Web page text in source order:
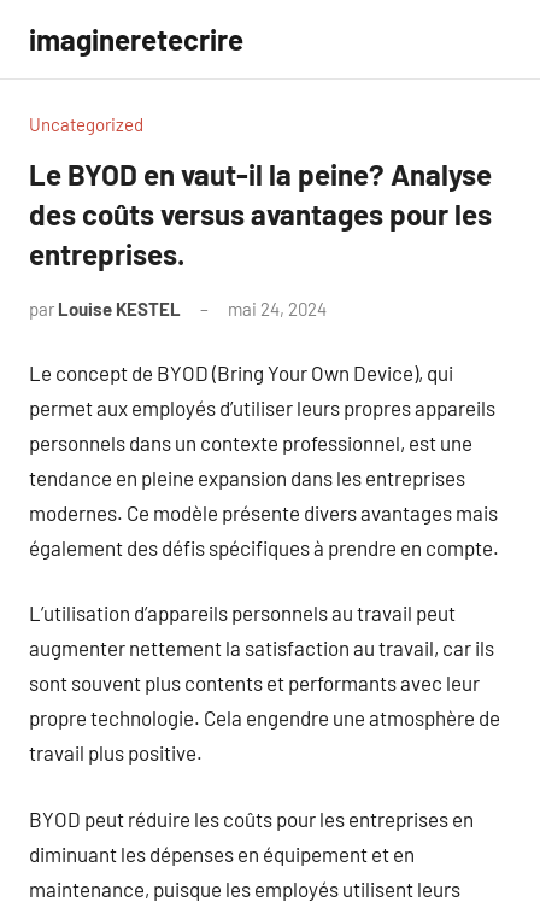
contenu
imagineretecrire
Uncategorized
Le BYOD en vaut-il la peine? Analyse
des coûts versus avantages pour les
entreprises.
par Louise KESTEL mai 24, 2024
Le concept de BYOD (Bring Your Own Device), qui
permet aux employés d’utiliser leurs propres appareils
personnels dans un contexte professionnel, est une
tendance en pleine expansion dans les entreprises
modernes. Ce modèle présente divers avantages mais
également des défis spécifiques à prendre en compte.
L’utilisation d’appareils personnels au travail peut
augmenter nettement la satisfaction au travail, car ils
sont souvent plus contents et performants avec leur
propre technologie. Cela engendre une atmosphère de
travail plus positive.
BYOD peut réduire les coûts pour les entreprises en
diminuant les dépenses en équipement et en
maintenance, puisque les employés utilisent leurs